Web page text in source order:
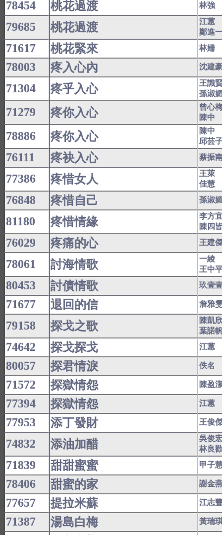
78454 桃花過渡 林強
79685 桃花過渡
江蕙
鄭進
71617 桃花緊來 林姍
78003 疼入心內 沈建
71304 疼乎入心
王識
孫淑
71279 疼你入心
曾心
陳中
78886 疼你入心
陳中
邱芸
76111 疼袂入心 蔡振
77386 疼惜女人
王萊
佳慧
76848 疼惜自己 孫淑
81180 疼惜情緣
李方
陳四
76029 疼痛的心 王建
78061 討海情歌
一綾
王中
80453 討債情歌 玖壹
71677 退回的信 詹雅
79158 探戈之歌
陳凱
葉諾
74642 探戈探戈 江蕙
80057 探君情淚 佚名
71572 探獄情怨 陳盈
77394 探獄情怨 江蕙
77953 添丁發財 王俊
74832 添油加醋
吳俊
林良
71839 甜甜蜜蜜 甲子
78406 甜蜜的家 謝金
77657 提拉米蘇 江志
71387 湯島白梅 黃瑞